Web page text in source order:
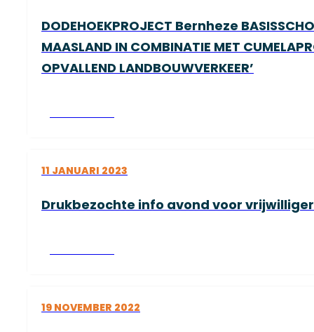
DODEHOEKPROJECT Bernheze
MAASLAND IN COMBINATIE MET
OPVALLEND LANDBOUWVERKEER’
11 JANUARI 2023
Drukbezochte info avond voor
19 NOVEMBER 2022